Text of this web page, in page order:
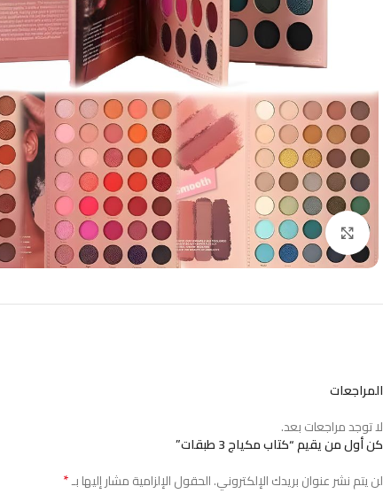
Click to enlarge
المراجعات
لا توجد مراجعات بعد.
كن أول من يقيم “كتاب مكياج 3 طبقات”
لن يتم نشر عنوان بريدك الإلكتروني.الحقول الإلزامية مشار إليها بـ*